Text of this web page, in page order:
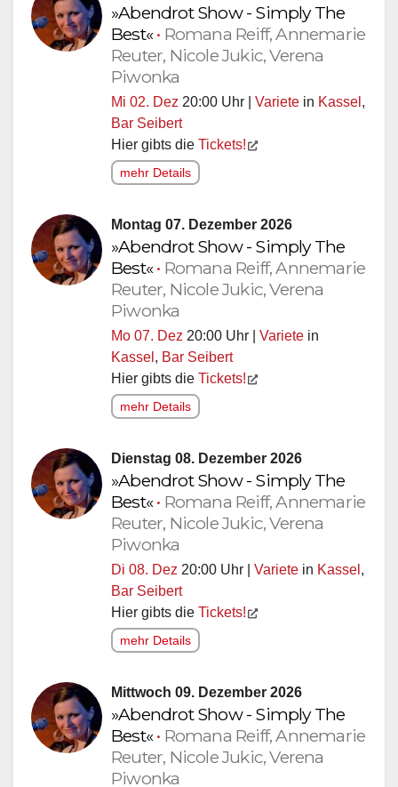
»Abendrot Show - Simply The
Best«• Romana Reiff, Annemarie
Reuter, Nicole Jukic, Verena
Piwonka
Mi 02. Dez 20:00 Uhr | Variete in Kassel ,
Bar Seibert
Hier gibts die Tickets!
mehr Details
Montag 07. Dezember 2026
»Abendrot Show - Simply The
Best«• Romana Reiff, Annemarie
Reuter, Nicole Jukic, Verena
Piwonka
Mo 07. Dez 20:00 Uhr | Variete in
Kassel , Bar Seibert
Hier gibts die Tickets!
mehr Details
Dienstag 08. Dezember 2026
»Abendrot Show - Simply The
Best«• Romana Reiff, Annemarie
Reuter, Nicole Jukic, Verena
Piwonka
Di 08. Dez 20:00 Uhr | Variete in Kassel ,
Bar Seibert
Hier gibts die Tickets!
mehr Details
Mittwoch 09. Dezember 2026
»Abendrot Show - Simply The
Best«• Romana Reiff, Annemarie
Reuter, Nicole Jukic, Verena
Piwonka